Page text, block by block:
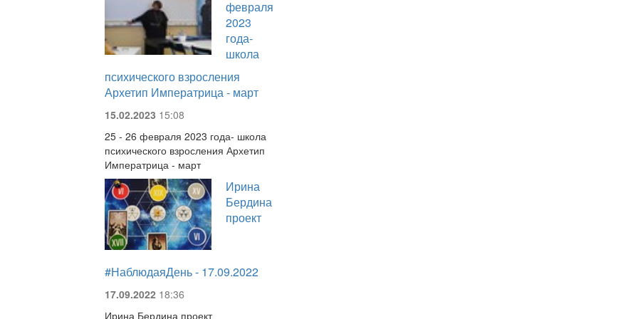
февраля
2023
года-
школа
психического взросления
Архетип Императрица - март
15.02.2023 15:08
25 - 26 февраля 2023 года- школа
психического взросления Архетип
Императрица - март
Ирина
Бердина
проект
#НаблюдаяДень - 17.09.2022
17.09.2022 18:36
Ирина Бердина проект